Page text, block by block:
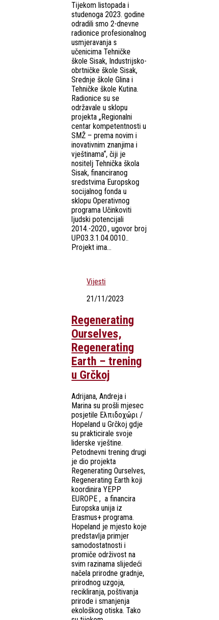
Tijekom listopada i
studenoga 2023. godine
odradili smo 2-dnevne
radionice profesionalnog
usmjeravanja s
učenicima Tehničke
škole Sisak, Industrijsko-
obrtničke škole Sisak,
Srednje škole Glina i
Tehničke škole Kutina.
Radionice su se
održavale u sklopu
projekta „Regionalni
centar kompetentnosti u
SMŽ – prema novim i
inovativnim znanjima i
vještinama“, čiji je
nositelj Tehnička škola
Sisak, financiranog
sredstvima Europskog
socijalnog fonda u
sklopu Operativnog
programa Učinkoviti
ljudski potencijali
2014.-2020., ugovor broj
UP.03.3.1.04.0010..
Projekt ima...
Vijesti
21/11/2023
Regenerating
Ourselves,
Regenerating
Earth – trening
u Grčkoj
Adrijana, Andreja i
Marina su prošli mjesec
posjetile Ελπιδοχώρι /
Hopeland u Grčkoj gdje
su prakticirale svoje
liderske vještine.
Petodnevni trening drugi
je dio projekta
Regenerating Ourselves,
Regenerating Earth koji
koordinira YEPP
EUROPE , a financira
Europska unija iz
Erasmus+ programa.
Hopeland je mjesto koje
predstavlja primjer
samodostatnosti i
promiče održivost na
svim razinama slijedeći
načela prirodne gradnje,
prirodnog uzgoja,
recikliranja, poštivanja
prirode i smanjenja
ekološkog otiska. Tako